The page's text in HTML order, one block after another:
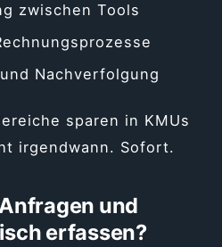
zwischen Tools
Nachverfolgung
sparen in KMUs
irgendwann. Sofort.
und
erfassen?